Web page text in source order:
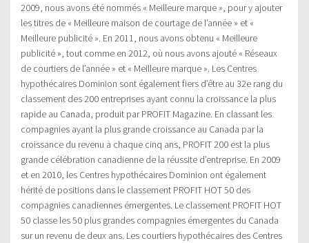
2009, nous avons été nommés « Meilleure marque », pour y ajouter
les titres de « Meilleure maison de courtage de l’année » et «
Meilleure publicité ». En 2011, nous avons obtenu « Meilleure
publicité », tout comme en 2012, où nous avons ajouté « Réseaux
de courtiers de l’année » et « Meilleure marque ». Les Centres
hypothécaires Dominion sont également fiers d’être au 32e rang du
classement des 200 entreprises ayant connu la croissance la plus
rapide au Canada, produit par PROFIT Magazine. En classant les
compagnies ayant la plus grande croissance au Canada par la
croissance du revenu à chaque cinq ans, PROFIT 200 est la plus
grande célébration canadienne de la réussite d’entreprise. En 2009
et en 2010, les Centres hypothécaires Dominion ont également
hérité de positions dans le classement PROFIT HOT 50 des
compagnies canadiennes émergentes. Le classement PROFIT HOT
50 classe les 50 plus grandes compagnies émergentes du Canada
sur un revenu de deux ans. Les courtiers hypothécaires des Centres